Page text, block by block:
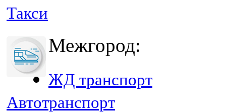
Такси
Межгород:
ЖД транспорт
Автотранспорт